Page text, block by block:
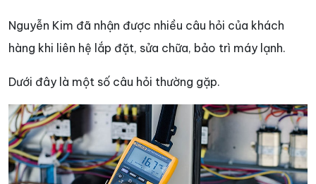
Nguyễn Kim đã nhận được nhiều câu hỏi của khách
hàng khi liên hệ lắp đặt, sửa chữa, bảo trì máy lạnh.
Dưới đây là một số câu hỏi thường gặp.